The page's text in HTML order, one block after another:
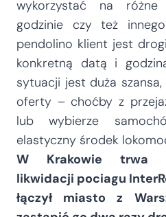
wykorzystać na
godzinie czy też
pendolino klient jest
konkretną datą i
sytuacji jest duża
oferty – choćby z
lub wybierze
elastyczny środek
W Krakowie trwa
likwidacji pociagu
łączył miasto z